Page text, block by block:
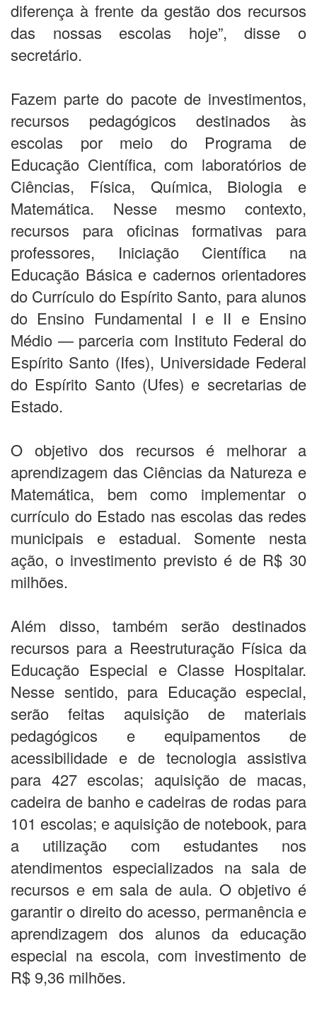
diferença à frente da gestão dos recursos
das nossas escolas hoje”, disse o
secretário.
Fazem parte do pacote de investimentos,
recursos pedagógicos destinados às
escolas por meio do Programa de
Educação Científica, com laboratórios de
Ciências, Física, Química, Biologia e
Matemática. Nesse mesmo contexto,
recursos para oficinas formativas para
professores, Iniciação Científica na
Educação Básica e cadernos orientadores
do Currículo do Espírito Santo, para alunos
do Ensino Fundamental I e II e Ensino
Médio — parceria com Instituto Federal do
Espírito Santo (Ifes), Universidade Federal
do Espírito Santo (Ufes) e secretarias de
Estado.
O objetivo dos recursos é melhorar a
aprendizagem das Ciências da Natureza e
Matemática, bem como implementar o
currículo do Estado nas escolas das redes
municipais e estadual. Somente nesta
ação, o investimento previsto é de R$ 30
milhões.
Além disso, também serão destinados
recursos para a Reestruturação Física da
Educação Especial e Classe Hospitalar.
Nesse sentido, para Educação especial,
serão feitas aquisição de materiais
pedagógicos e equipamentos de
acessibilidade e de tecnologia assistiva
para 427 escolas; aquisição de macas,
cadeira de banho e cadeiras de rodas para
101 escolas; e aquisição de notebook, para
a utilização com estudantes nos
atendimentos especializados na sala de
recursos e em sala de aula. O objetivo é
garantir o direito do acesso, permanência e
aprendizagem dos alunos da educação
especial na escola, com investimento de
R$ 9,36 milhões.